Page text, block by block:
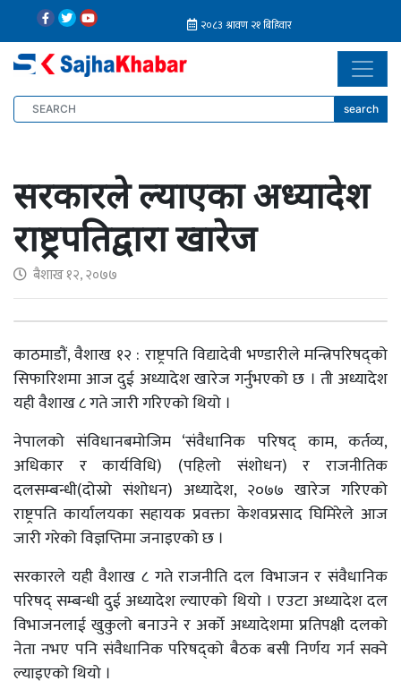
search
सरकारले ल्याएका अध्यादेश
राष्ट्रपतिद्वारा खारेज
बैशाख १२, २०७७
काठमाडौं, वैशाख १२ : राष्ट्रपति विद्यादेवी भण्डारीले मन्त्रिपरिषद्को
सिफारिशमा आज दुई अध्यादेश खारेज गर्नुभएको छ । ती अध्यादेश
यही वैशाख ८ गते जारी गरिएको थियो ।
नेपालको संविधानबमोजिम ‘संवैधानिक परिषद् काम, कर्तव्य,
अधिकार र कार्यविधि) (पहिलो संशोधन) र राजनीतिक
दलसम्बन्धी(दोस्रो संशोधन) अध्यादेश, २०७७ खारेज गरिएको
राष्ट्रपति कार्यालयका सहायक प्रवक्ता केशवप्रसाद घिमिरेले आज
जारी गरेको विज्ञप्तिमा जनाइएको छ ।
सरकारले यही वैशाख ८ गते राजनीति दल विभाजन र संवैधानिक
परिषद् सम्बन्धी दुई अध्यादेश ल्याएको थियो । एउटा अध्यादेश दल
विभाजनलाई खुकुलो बनाउने र अर्को अध्यादेशमा प्रतिपक्षी दलको
नेता नभए पनि संवैधानिक परिषद्को बैठक बसी निर्णय गर्न सक्ने
ल्याइएको थियो ।